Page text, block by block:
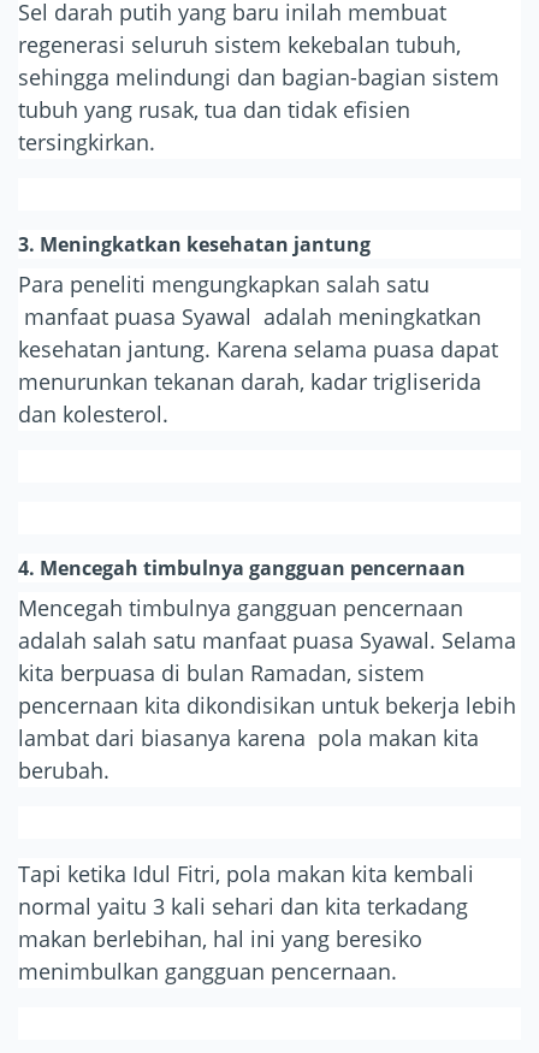
Sel darah putih yang baru inilah membuat
regenerasi seluruh sistem kekebalan tubuh,
sehingga melindungi dan bagian-bagian sistem
tubuh yang rusak, tua dan tidak efisien
tersingkirkan.
3. Meningkatkan kesehatan jantung
Para peneliti mengungkapkan salah satu
manfaat puasa Syawal adalah meningkatkan
kesehatan jantung. Karena selama puasa dapat
menurunkan tekanan darah, kadar trigliserida
dan kolesterol.
4. Mencegah timbulnya gangguan pencernaan
Mencegah timbulnya gangguan pencernaan
adalah salah satu manfaat puasa Syawal. Selama
kita berpuasa di bulan Ramadan, sistem
pencernaan kita dikondisikan untuk bekerja lebih
lambat dari biasanya karena pola makan kita
berubah.
Tapi ketika Idul Fitri, pola makan kita kembali
normal yaitu 3 kali sehari dan kita terkadang
makan berlebihan, hal ini yang beresiko
menimbulkan gangguan pencernaan.